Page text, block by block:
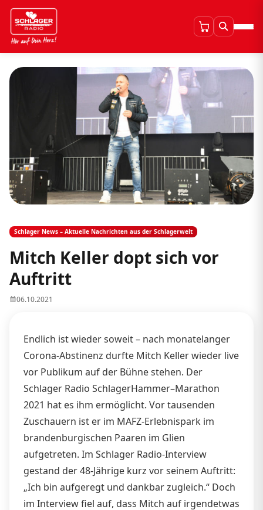
Schlager News – Aktuelle Nachrichten aus der Schlagerwelt
Mitch Keller dopt sich vor
Auftritt
06.10.2021
Endlich ist wieder soweit – nach monatelanger
Corona-Abstinenz durfte Mitch Keller wieder live
vor Publikum auf der Bühne stehen. Der
Schlager Radio SchlagerHammer–Marathon
2021 hat es ihm ermöglicht. Vor tausenden
Zuschauern ist er im MAFZ-Erlebnispark im
brandenburgischen Paaren im Glien
aufgetreten. Im Schlager Radio-Interview
gestand der 48-Jährige kurz vor seinem Auftritt:
„Ich bin aufgeregt und dankbar zugleich.“ Doch
im Interview fiel auf, dass Mitch auf irgendetwas